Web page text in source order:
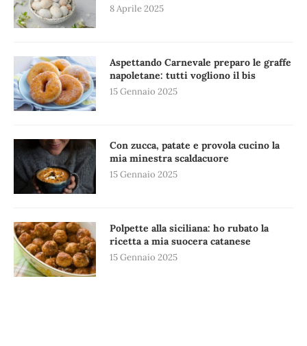
8 Aprile 2025
Aspettando Carnevale preparo le graffe
napoletane: tutti vogliono il bis
15 Gennaio 2025
Con zucca, patate e provola cucino la
mia minestra scaldacuore
15 Gennaio 2025
Polpette alla siciliana: ho rubato la
ricetta a mia suocera catanese
15 Gennaio 2025